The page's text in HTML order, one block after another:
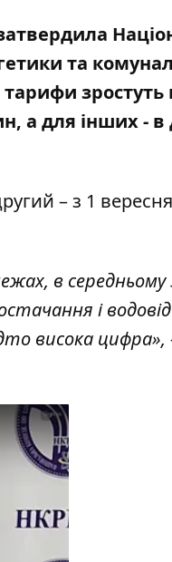
та
тарифи зростуть
а для інших - в
– з 1
в середньому
і
висока цифра»,